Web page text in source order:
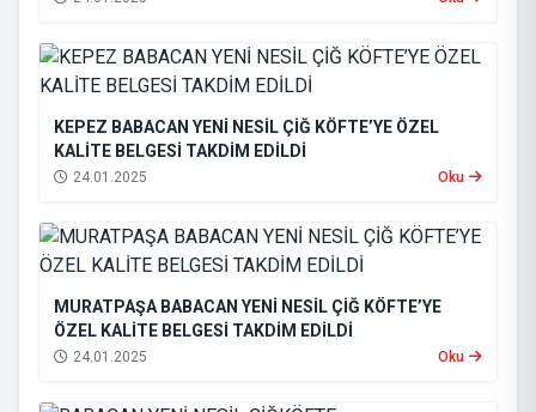
KEPEZ BABACAN YENİ NESİL ÇİĞ KÖFTE’YE ÖZEL
KALİTE BELGESİ TAKDİM EDİLDİ
24.01.2025 Oku
MURATPAŞA BABACAN YENİ NESİL ÇİĞ KÖFTE’YE
ÖZEL KALİTE BELGESİ TAKDİM EDİLDİ
24.01.2025 Oku